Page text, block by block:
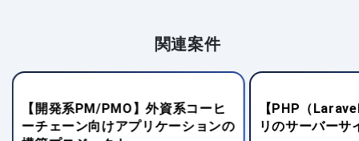
関連案件
【開発系PM/PMO】外資系コーヒ
ーチェーン向けアプリケーションの
【PHP（
リのサーバーサ